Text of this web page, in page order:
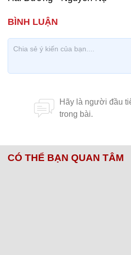
CÓ THỂ BẠN QUAN TÂM